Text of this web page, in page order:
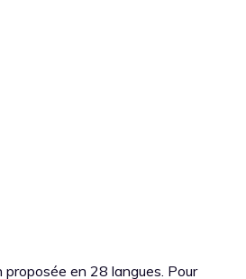
proposée en 28 langues. Pour